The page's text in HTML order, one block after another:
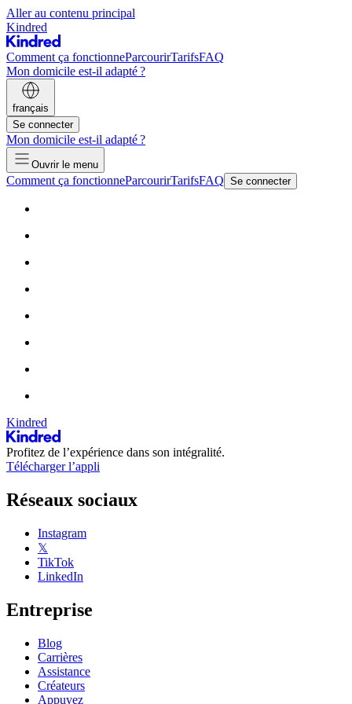
Aller au contenu principal
Kindred
Comment ça fonctionneParcourirTarifsFAQ
Mon domicile est-il adapté ?
français
Se connecter
Mon domicile est-il adapté ?
Ouvrir le menu
Comment ça fonctionneParcourirTarifsFAQ Se connecter
Kindred
Profitez de l’expérience dans son intégralité.
Télécharger l’appli
Réseaux sociaux
Instagram
𝕏
TikTok
LinkedIn
Entreprise
Blog
Carrières
Assistance
Créateurs
Appuyez